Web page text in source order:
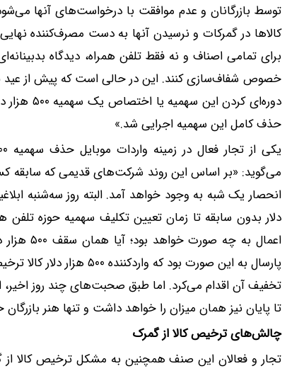
توسط بازرگانان و عدم موافقت با درخواست‌های آنها
برای تمامی اصناف و نه فقط تلفن همراه، دیدگاه
خصوص شفاف‌سازی کنند. این در حالی است که پیش از عید
دوره‌ای
حذف کامل این سهمیه اجرایی شد.»
می‌گوید: «بر اساس این روند شرکت‌های قدیمی که سابقه
دلار بدون سابقه تا زمان تعیین تکلیف سهمیه حوزه
اعمال به
پارسال به این صورت بود
تا پایان نیز همان میزان را خواهد داشت و تنها هنر
چالش‌های ترخیص کالا از گمرک
تجار و فعالان این صنف همچنین به مشکل ترخیص کالا از